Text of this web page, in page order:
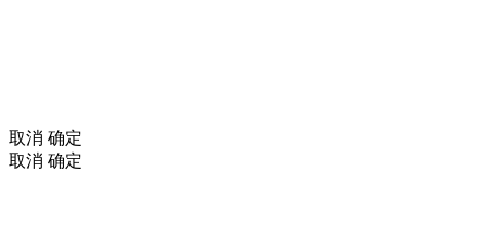
取消 确定
取消 确定